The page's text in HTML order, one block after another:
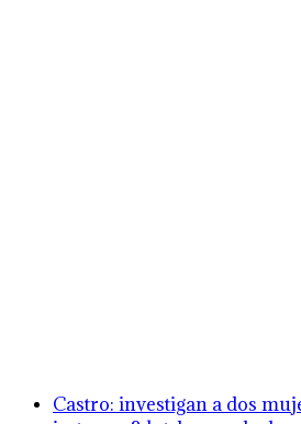
Castro: investigan a dos